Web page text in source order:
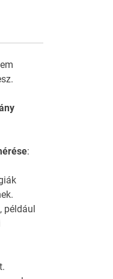
:
például